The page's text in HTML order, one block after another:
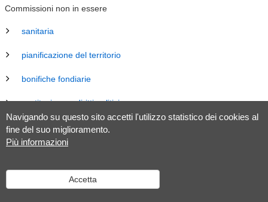
Navigando su questo sito accetti l'utilizzo statistico dei cookies al
fine del suo miglioramento.
Più informazioni
Accetta
Commissioni non in essere
sanitaria
pianificazione del territorio
bonifiche fondiarie
costituzione e diritti politici
energia